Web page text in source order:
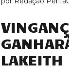
LAKEITH